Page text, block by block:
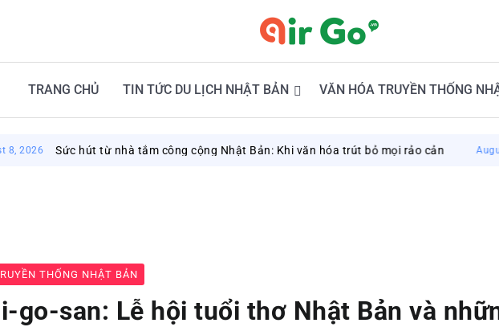
TRANG CHỦ TIN TỨC DU LỊCH NHẬT BẢN VĂN HÓA TRUYỀN THỐNG
hút từ nhà tắm công cộng Nhật Bản: Khi văn hóa trút bỏ mọi rảo cản August 8, 2026
THỐNG NHẬT BẢN
go-san: Lễ hội tuổi thơ Nhật Bản và